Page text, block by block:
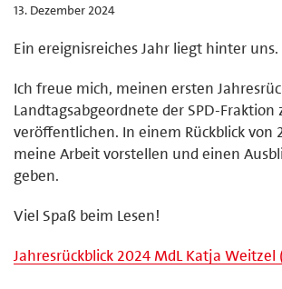
13. Dezember 2024
Ein ereignisreiches Jahr liegt hinter uns.
Ich freue mich, meinen ersten
Landtagsabgeordnete der SPD-Fraktion
veröffentlichen. In einem Rückblick von
meine Arbeit vorstellen und einen
geben.
Viel Spaß beim Lesen!
Jahresrückblick 2024 MdL Katja Weitzel